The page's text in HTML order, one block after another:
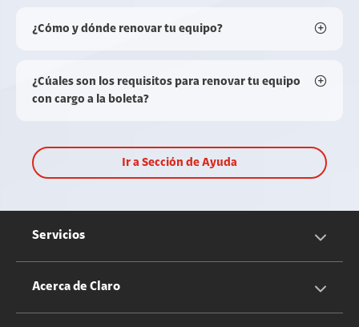
¿Cómo y dónde renovar tu equipo?
¿Cúales son los requisitos para renovar tu equipo
con cargo a la boleta?
Ir a Sección de Ayuda
Servicios
Servicios Móviles
Acerca de Claro